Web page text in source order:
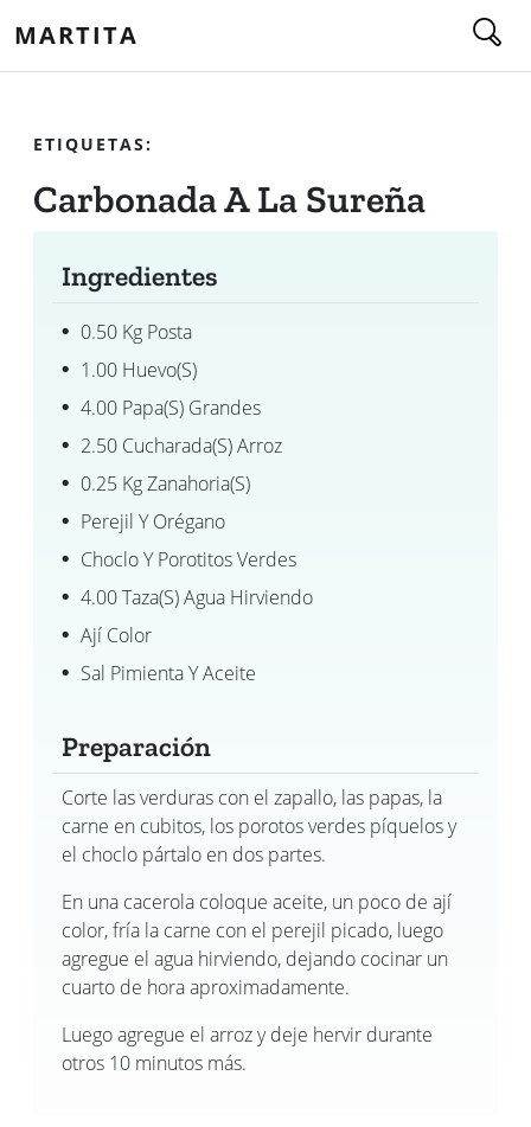
MARTITA
ETIQUETAS:
Carbonada A La Sureña
Ingredientes
0.50 Kg Posta
1.00 Huevo(s)
4.00 Papa(s) Grandes
2.50 Cucharada(s) Arroz
0.25 Kg Zanahoria(s)
Perejil Y Orégano
Choclo Y Porotitos Verdes
4.00 Taza(s) Agua Hirviendo
Ají Color
Sal Pimienta Y Aceite
Preparación
Corte las verduras con el zapallo, las papas, la
carne en cubitos, los porotos verdes píquelos y
el choclo pártalo en dos partes.
En una cacerola coloque aceite, un poco de ají
color, fría la carne con el perejil picado, luego
agregue el agua hirviendo, dejando cocinar un
cuarto de hora aproximadamente.
Luego agregue el arroz y deje hervir durante
otros 10 minutos más.